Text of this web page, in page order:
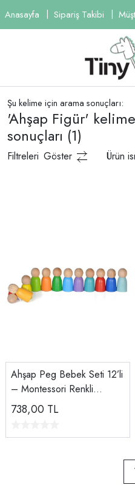
Anasayfa Sipariş Takibi
Şu kelime için arama sonuçları:
'Ahşap Figür'
sonuçları (1)
Filtreleri Göster Ürün
Ahşap Peg Bebek Seti 12’li
– Montessori Renkli
Figürler | Doğal El Yapımı
Oyuncak
738,00 TL